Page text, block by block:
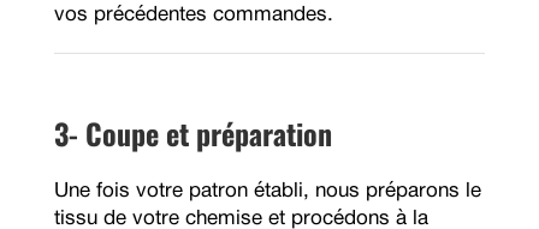
vos précédentes commandes.
3- Coupe et préparation
Une fois votre patron établi, nous préparons le
tissu de votre chemise et procédons à la